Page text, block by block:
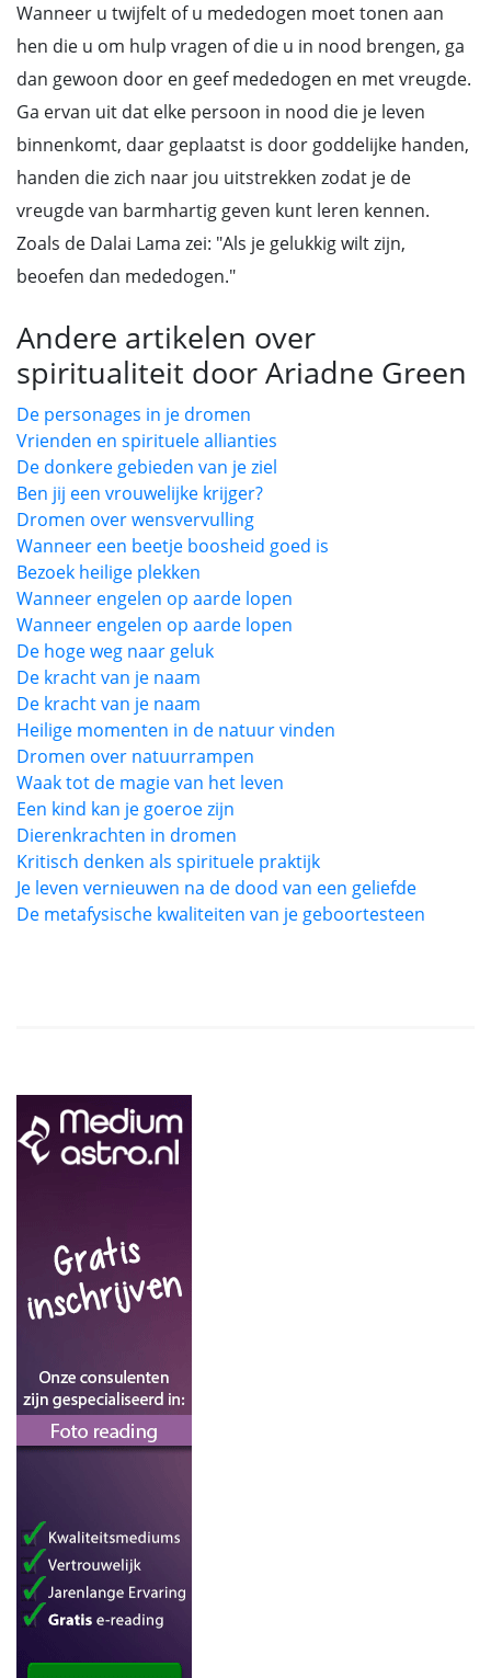
Wanneer u twijfelt of u mededogen moet tonen aan
hen die u om hulp vragen of die u in nood brengen, ga
dan gewoon door en geef mededogen en met vreugde.
Ga ervan uit dat elke persoon in nood die je leven
binnenkomt, daar geplaatst is door goddelijke handen,
handen die zich naar jou uitstrekken zodat je de
vreugde van barmhartig geven kunt leren kennen.
Zoals de Dalai Lama zei: "Als je gelukkig wilt zijn,
beoefen dan mededogen."
Andere artikelen over
spiritualiteit door Ariadne Green
De personages in je dromen
Vrienden en spirituele allianties
De donkere gebieden van je ziel
Ben jij een vrouwelijke krijger?
Dromen over wensvervulling
Wanneer een beetje boosheid goed is
Bezoek heilige plekken
Wanneer engelen op aarde lopen
Wanneer engelen op aarde lopen
De hoge weg naar geluk
De kracht van je naam
De kracht van je naam
Heilige momenten in de natuur vinden
Dromen over natuurrampen
Waak tot de magie van het leven
Een kind kan je goeroe zijn
Dierenkrachten in dromen
Kritisch denken als spirituele praktijk
Je leven vernieuwen na de dood van een geliefde
De metafysische kwaliteiten van je geboortesteen